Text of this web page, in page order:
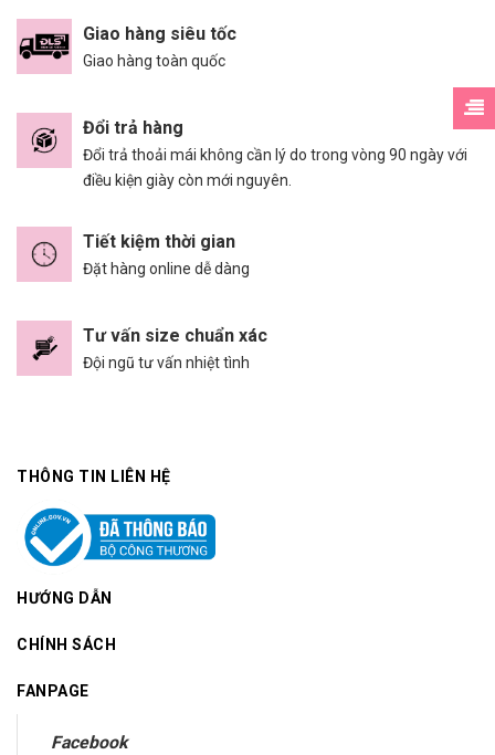
Giao hàng siêu tốc
Giao hàng toàn quốc
Đổi trả hàng
Đổi trả thoải mái không cần lý do trong vòng 90 ngày với
điều kiện giày còn mới nguyên.
Tiết kiệm thời gian
Đặt hàng online dễ dàng
Tư vấn size chuẩn xác
Đội ngũ tư vấn nhiệt tình
THÔNG TIN LIÊN HỆ
HƯỚNG DẪN
CHÍNH SÁCH
FANPAGE
Facebook